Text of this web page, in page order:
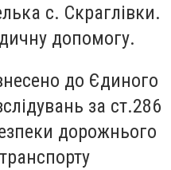
с. Скраглівки.
допомогу.
до Єдиного
за ст.286
дорожнього